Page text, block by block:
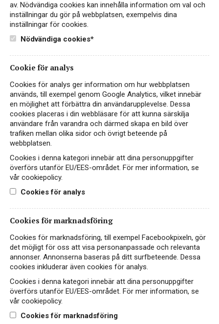
En ny typ av sangria – redo att serveras direkt -
från Pernilla Wahlgren
NYHET
Noria Blanc de Noirs Brut
MOUSSERANDE
FRANKRIKE, LANGUEDOC-ROUSSILLON
Friskt mousserande blanc de noirs från södra
Frankrike med fruktiga toner och pigga bubblor.
av. Nödvändiga cookies kan innehålla information om val och
inställningar du gör på webbplatsen, exempelvis dina
inställningar för cookies.
Nödvändiga cookies*
Cookie för analys
Cookies för analys ger information om hur webbplatsen
används, till exempel genom Google Analytics, vilket innebär
en möjlighet att förbättra din användarupplevelse. Dessa
cookies placeras i din webbläsare för att kunna särskilja
användare från varandra och därmed skapa en bild över
trafiken mellan olika sidor och övrigt beteende på
webbplatsen.
Cookies i denna kategori innebär att dina personuppgifter
överförs utanför EU/EES-området. För mer information, se
vår cookiepolicy.
Cookies för analys
Cookies för marknadsföring
Cookies för marknadsföring, till exempel Facebookpixeln, gör
det möjligt för oss att visa personanpassade och relevanta
annonser. Annonserna baseras på ditt surfbeteende. Dessa
cookies inkluderar även cookies för analys.
Cookies i denna kategori innebär att dina personuppgifter
överförs utanför EU/EES-området. För mer information, se
vår cookiepolicy.
Cookies för marknadsföring